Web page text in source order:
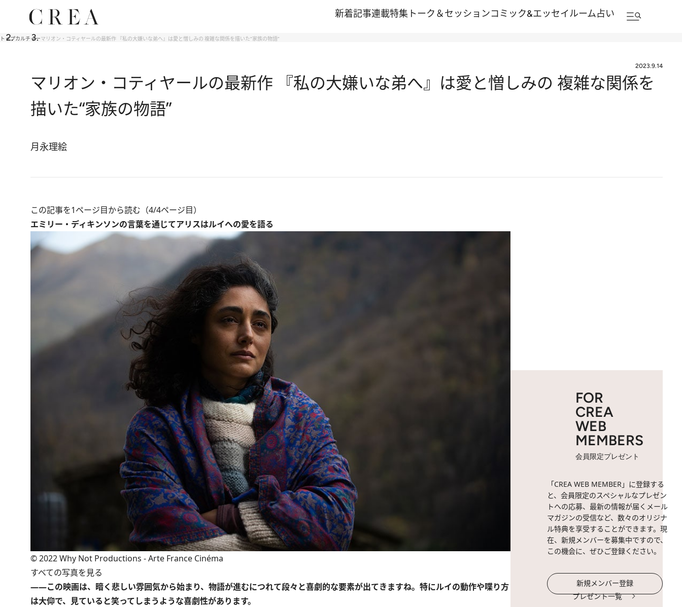
新着記事連載特集 トーク＆セッションコミック&エッセイルーム占い
トップカルチャーマリオン・コティヤールの最新作 『私の大嫌いな弟へ』は愛と憎しみの 複雑な関係を描いた“家族の物語”
2023.9.14
マリオン・コティヤールの最新作 『私の大嫌いな弟へ』は愛と憎しみの 複雑な関係を
描いた“家族の物語”
月永理絵
この記事を1ページ目から読む（4/4ページ目）
エミリー・ディキンソンの言葉を通じてアリスはルイへの愛を語る
©︎ 2022 Why Not Productions - Arte France Cinéma
すべての写真を見る
――この映画は、暗く悲しい雰囲気から始まり、物語が進むにつれて段々と喜劇的な要素が出てきますね。特にルイの動作や喋り方
は大仰で、見ていると笑ってしまうような喜劇性があります。
FOR
CREA
WEB
MEMBERS
会員限定プレゼント
「CREA WEB MEMBER」に登録する
と、会員限定のスペシャルなプレゼン
トへの応募、最新の情報が届くメール
マガジンの受信など、数々のオリジナ
ル特典を享受することができます。現
在、新規メンバーを募集中ですので、
この機会に、ぜひご登録ください。
新規メンバー登録
プレゼント一覧